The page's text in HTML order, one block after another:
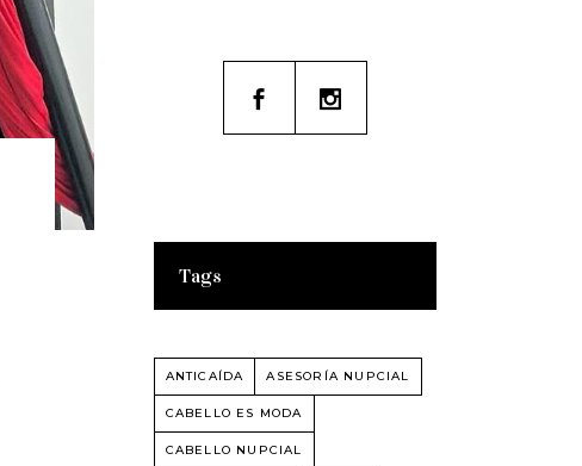
Tags
ANTICAÍDA ASESORÍA NUPCIAL
CABELLO ES MODA
CABELLO NUPCIAL